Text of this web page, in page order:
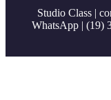
Studio Class |
WhatsApp | (19)